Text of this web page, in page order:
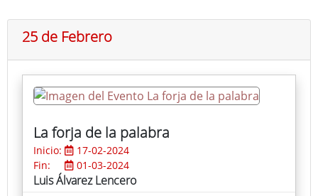
25 de Febrero
La forja de la palabra
Inicio:
17-02-2024
Fin:
01-03-2024
Luis Álvarez Lencero